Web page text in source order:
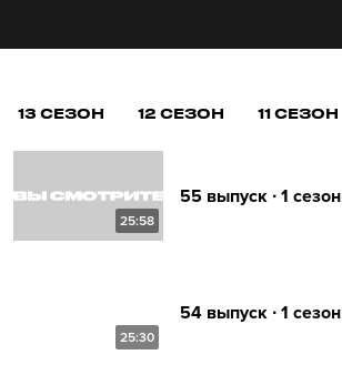
13 СЕЗОН 12 СЕЗОН 11 СЕЗОН
25:58
55 выпуск ∙ 1 сезон
25:30
54 выпуск ∙ 1 сезон